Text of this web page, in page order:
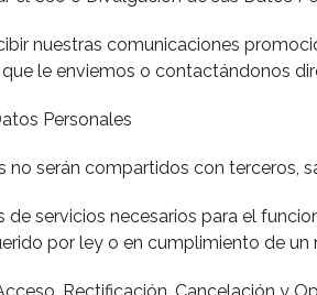
nuestras comunicaciones
le enviemos o contactándonos
Personales
no serán compartidos con terceros,
de servicios necesarios para el
por ley o en cumplimiento de